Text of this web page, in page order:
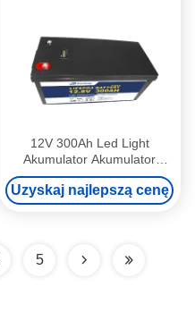
12V 300Ah Led Light
Akumulator Akumulator
litowo-jonowy do samochodu
kempingowego
Uzyskaj najlepszą cenę
5